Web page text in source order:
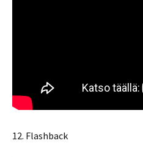
12. Flashback